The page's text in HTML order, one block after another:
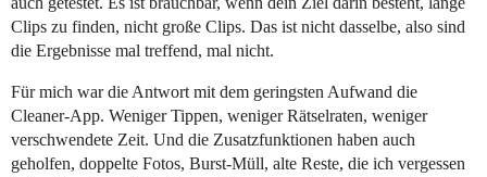
Clips zu finden, nicht große Clips. Das ist nicht dasselbe, also sind
die Ergebnisse mal treffend, mal nicht.
Für mich war die Antwort mit dem geringsten Aufwand die
Cleaner-App. Weniger Tippen, weniger Rätselraten, weniger
verschwendete Zeit. Und die Zusatzfunktionen haben auch
geholfen, doppelte Fotos, Burst-Müll, alte Reste, die ich vergessen